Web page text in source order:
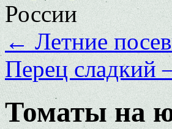
России
←Летние
Перец сладкий
Томаты на